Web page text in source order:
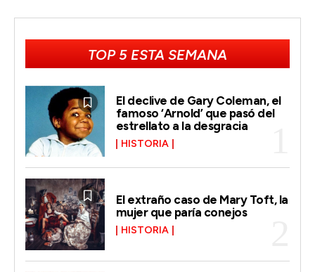
TOP 5 ESTA SEMANA
El declive de Gary Coleman, el
famoso ‘Arnold’ que pasó del
estrellato a la desgracia
HISTORIA
El extraño caso de Mary Toft, la
mujer que paría conejos
HISTORIA